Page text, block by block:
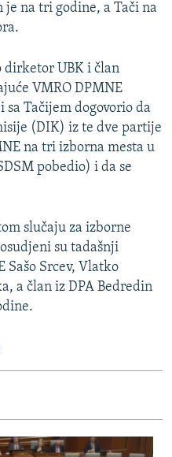
je na tri godine, a Tači na
dirketor UBK i član
VMRO DPMNE
Tačijem dogovorio da
(DIK) iz te dve partije
na tri izborna mesta u
pobedio) i da se
slučaju za izborne
su tadašnji
Sašo Srcev, Vlatko
a član iz DPA Bedredin